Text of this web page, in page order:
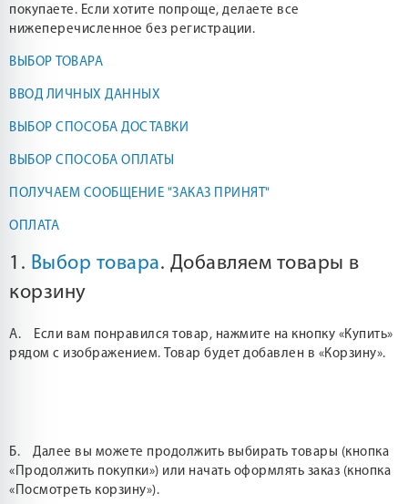
покупаете. Если хотите попроще, делаете все
нижеперечисленное без регистрации.
ВЫБОР ТОВАРА
ВВОД ЛИЧНЫХ ДАННЫХ
ВЫБОР СПОСОБА ДОСТАВКИ
ВЫБОР СПОСОБА ОПЛАТЫ
ПОЛУЧАЕМ СООБЩЕНИЕ "ЗАКАЗ ПРИНЯТ"
ОПЛАТА
1. Выбор товара. Добавляем товары в
корзину
А. Если вам понравился товар, нажмите на кнопку «Купить»
рядом с изображением. Товар будет добавлен в «Корзину».
Б. Далее вы можете продолжить выбирать товары (кнопка
«Продолжить покупки») или начать оформлять заказ (кнопка
«Посмотреть корзину»).